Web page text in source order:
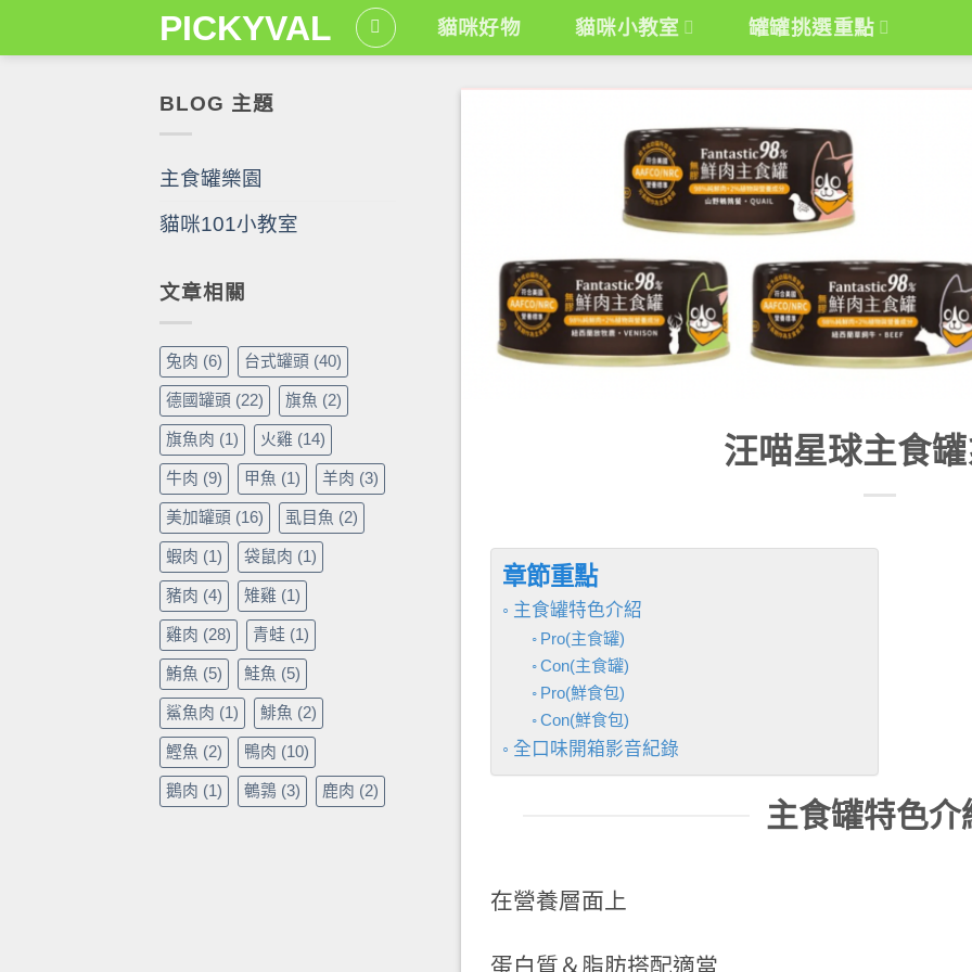
PICKYVAL 貓咪好物 貓咪小教室 罐罐挑選重點
BLOG 主題
主食罐樂園
貓咪101小教室
文章相關
兔肉 (6) 台式罐頭 (40)
德國罐頭 (22) 旗魚 (2)
旗魚肉 (1) 火雞 (14)
牛肉 (9) 甲魚 (1) 羊肉 (3)
美加罐頭 (16) 虱目魚 (2)
蝦肉 (1) 袋鼠肉 (1)
豬肉 (4) 雉雞 (1)
雞肉 (28) 青蛙 (1)
鮪魚 (5) 鮭魚 (5)
鯊魚肉 (1) 鯡魚 (2)
鰹魚 (2) 鴨肉 (10)
鵝肉 (1) 鵪鶉 (3) 鹿肉 (2)
汪喵星球主食
章節重點
主食罐特色介紹
Pro(主食罐)
Con(主食罐)
Pro(鮮食包)
Con(鮮食包)
全口味開箱影音紀錄
主食罐特色介
在營養層面上
蛋白質＆脂肪搭配適當